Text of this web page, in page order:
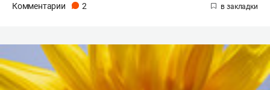
Комментарии 2